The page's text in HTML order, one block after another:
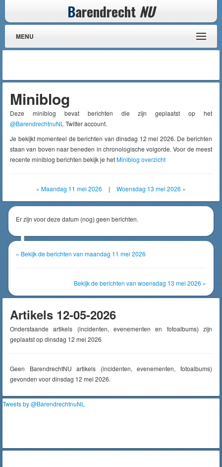
Barendrecht NU
MENU
Miniblog
Deze miniblog bevat berichten die zijn geplaatst op het
@BarendrechtnuNL Twitter account.
Je bekijkt momenteel de berichten van dinsdag 12 mei 2026. De berichten
staan van boven naar beneden in chronologische volgorde. Voor de meest
recente miniblog berichten bekijk je hetMiniblog overzicht
« Maandag 11 mei 2026 | Woensdag 13 mei 2026 »
Er zijn voor deze datum (nog) geen berichten.
« Bekijk de berichten van maandag 11 mei 2026
Bekijk de berichten van woensdag 13 mei 2026 »
Artikels 12-05-2026
Onderstaande artikels (incidenten, evenementen en fotoalbums) zijn
geplaatst op dinsdag 12 mei 2026
Geen BarendrechtNU artikels (incidenten, evenementen, fotoalbums)
gevonden voor dinsdag 12 mei 2026.
Tweets by @BarendrechtnuNL